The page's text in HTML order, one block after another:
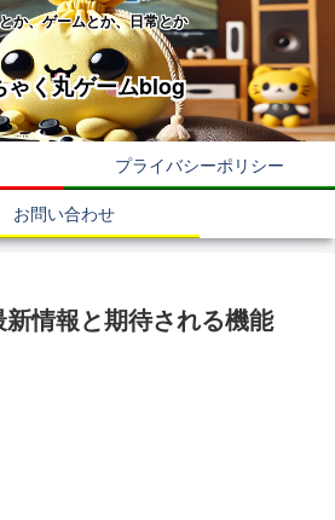
か、ゲームとか、日常とか
ゃく丸ゲームblog
プライバシーポリシー
お問い合わせ
情報と期待される機能